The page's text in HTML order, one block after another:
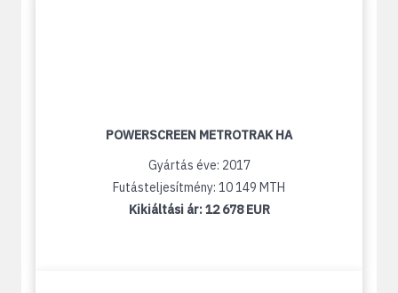
POWERSCREEN METROTRAK HA
Gyártás éve: 2017
Futásteljesítmény: 10 149 MTH
Kikiáltási ár:12 678 EUR